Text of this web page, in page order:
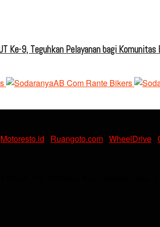
Ke-9, Teguhkan Pelayanan bagi Komunitas
Motoresto.id Ruangoto.com WheelDrive